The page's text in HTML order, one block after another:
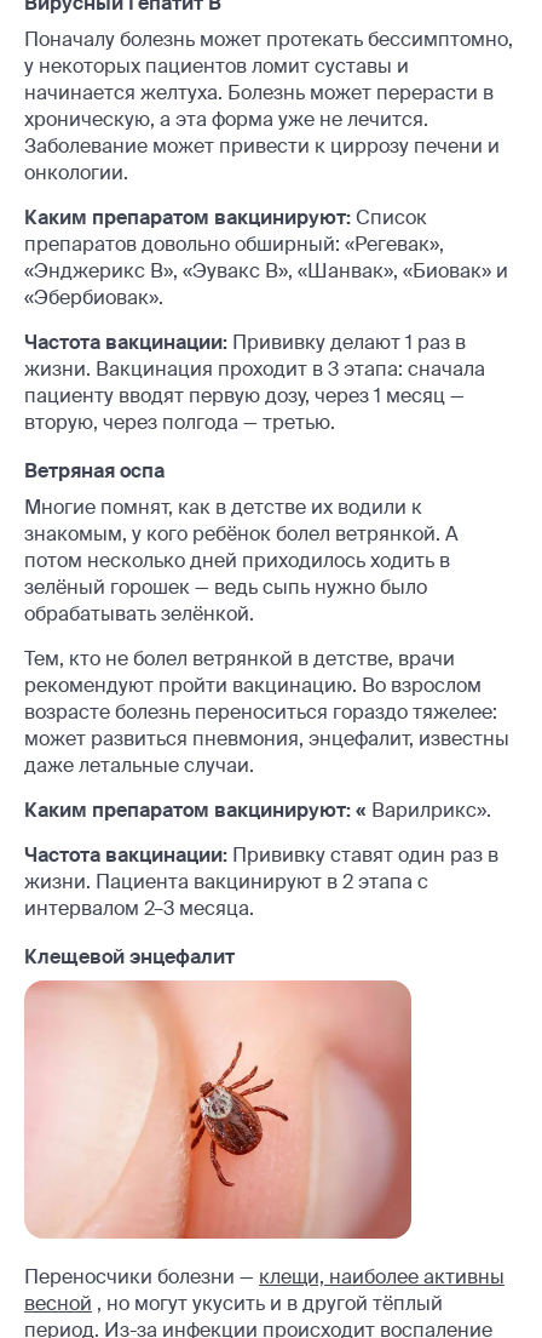
Поначалу болезнь может протекать бессимптомно,
у некоторых пациентов ломит суставы и
начинается желтуха. Болезнь может перерасти в
хроническую, а эта форма уже не лечится.
Заболевание может привести к циррозу печени и
онкологии.
Каким препаратом вакцинируют:Список
препаратов довольно обширный: «Регевак»,
«Энджерикс В», «Эувакс В», «Шанвак», «Биовак» и
«Эбербиовак».
Частота вакцинации: Прививку делают 1 раз в
жизни. Вакцинация проходит в 3 этапа: сначала
пациенту вводят первую дозу, через 1 месяц —
вторую, через полгода — третью.
Ветряная оспа
Многие помнят, как в детстве их водили к
знакомым, у кого ребёнок болел ветрянкой. А
потом несколько дней приходилось ходить в
зелёный горошек — ведь сыпь нужно было
обрабатывать зелёнкой.
Тем, кто не болел ветрянкой в детстве, врачи
рекомендуют пройти вакцинацию. Во взрослом
возрасте болезнь переноситься гораздо тяжелее:
может развиться пневмония, энцефалит, известны
даже летальные случаи.
Каким препаратом вакцинируют: « Варилрикс».
Частота вакцинации: Прививку ставят один раз в
жизни. Пациента вакцинируют в 2 этапа с
интервалом 2–3 месяца.
Клещевой энцефалит
Переносчики болезни — клещи, наиболее активны
весной , но могут укусить и в другой тёплый
период. Из-за инфекции происходит воспаление